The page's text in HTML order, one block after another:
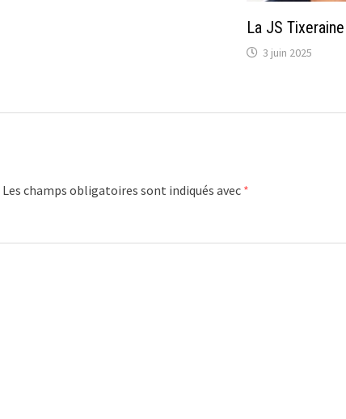
La JS
3 juin 2025
Les champs obligatoires sont indiqués avec *